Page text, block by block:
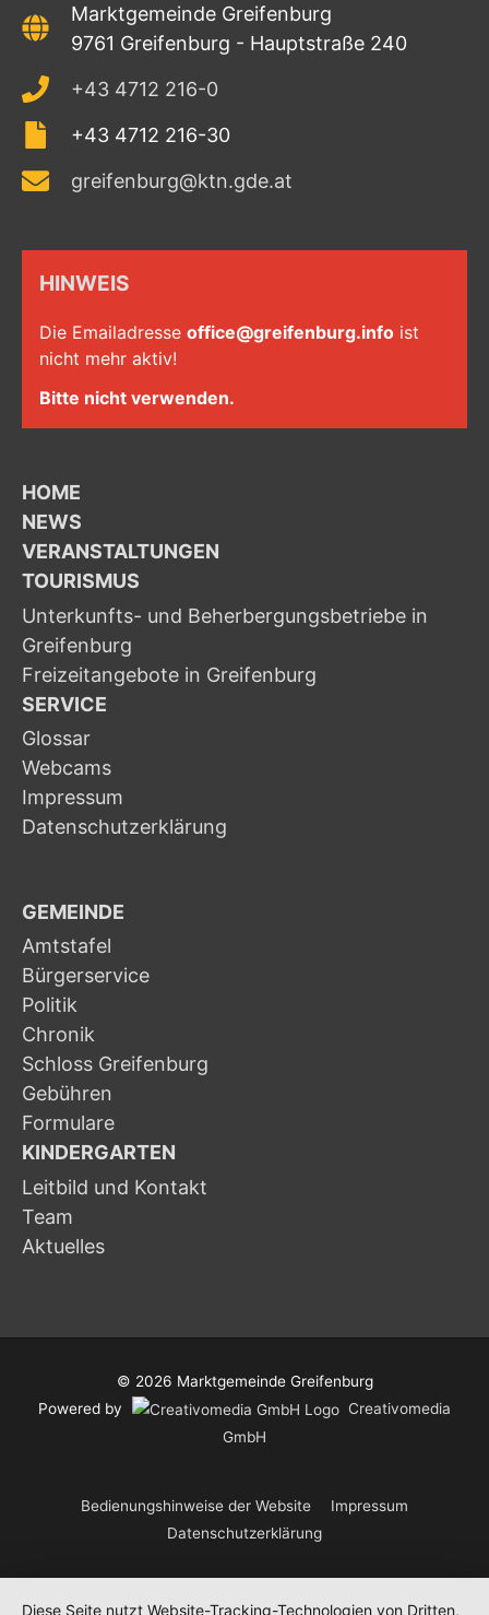
Marktgemeinde Greifenburg
9761 Greifenburg - Hauptstraße 240
+43 4712 216-0
+43 4712 216-30
greifenburg@ktn.gde.at
HINWEIS
Die Emailadresse office@greifenburg.info ist
nicht mehr aktiv!
Bitte nicht verwenden.
HOME
NEWS
VERANSTALTUNGEN
TOURISMUS
Unterkunfts- und Beherbergungsbetriebe in
Greifenburg
Freizeitangebote in Greifenburg
SERVICE
Glossar
Webcams
Impressum
Datenschutzerklärung
GEMEINDE
Amtstafel
Bürgerservice
Politik
Chronik
Schloss Greifenburg
Gebühren
Formulare
KINDERGARTEN
Leitbild und Kontakt
Team
Aktuelles
© 2026 Marktgemeinde Greifenburg
Powered by
Creativomedia
GmbH
Bedienungshinweise der Website
Impressum
Datenschutzerklärung
Diese Seite nutzt Website-Tracking-Technologien von Dritten,